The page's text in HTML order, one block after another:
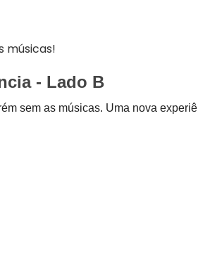
músicas!
- Lado B
sem as músicas. Uma nova